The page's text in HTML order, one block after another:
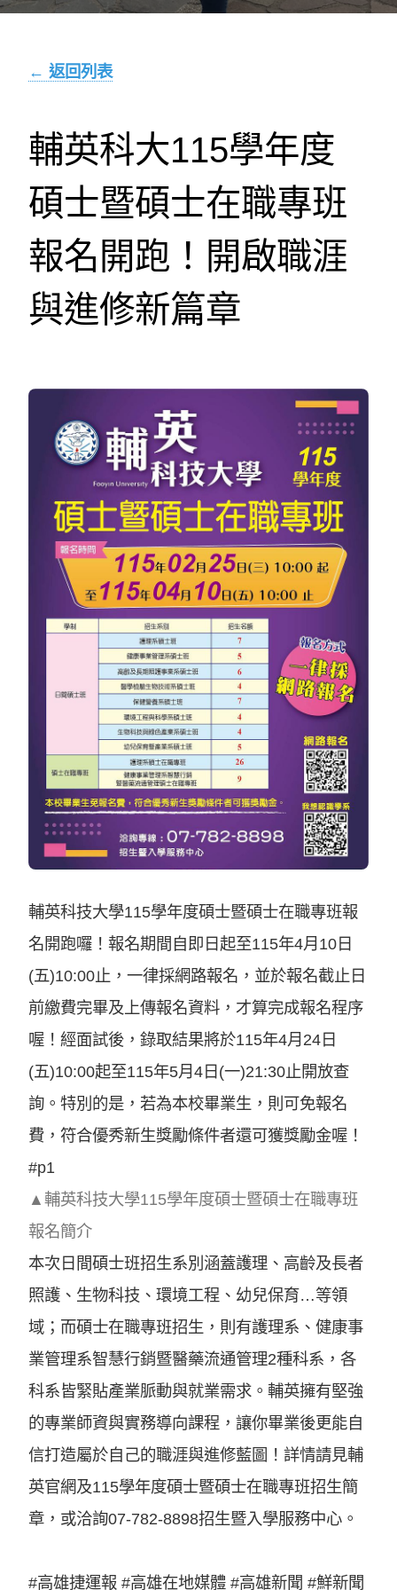
← 返回列表
輔英科大115學年度
碩士暨碩士在職專班
報名開跑！開啟職涯
與進修新篇章
輔英科技大學115學年度碩士暨碩士在職專班報
名開跑囉！報名期間自即日起至115年4月10日
(五)10:00止，一律採網路報名，並於報名截止日
前繳費完畢及上傳報名資料，才算完成報名程序
喔！經面試後，錄取結果將於115年4月24日
(五)10:00起至115年5月4日(一)21:30止開放查
詢。特別的是，若為本校畢業生，則可免報名
費，符合優秀新生獎勵條件者還可獲獎勵金喔！
#p1
▲輔英科技大學115學年度碩士暨碩士在職專班
報名簡介
本次日間碩士班招生系別涵蓋護理、高齡及長者
照護、生物科技、環境工程、幼兒保育…等領
域；而碩士在職專班招生，則有護理系、健康事
業管理系智慧行銷暨醫藥流通管理2種科系，各
科系皆緊貼產業脈動與就業需求。輔英擁有堅強
的專業師資與實務導向課程，讓你畢業後更能自
信打造屬於自己的職涯與進修藍圖！詳情請見輔
英官網及115學年度碩士暨碩士在職專班招生簡
章，或洽詢07-782-8898招生暨入學服務中心。
#高雄捷運報 #高雄在地媒體 #高雄新聞 #鮮新聞